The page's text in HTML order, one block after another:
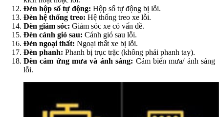
Đèn hộp số tự động: Hộp số tự động bị lỗi.
Đèn hệ thống treo: Hệ thống treo xe lỗi.
Đèn giảm sóc: Giảm sóc xe có vấn đề.
Đèn cánh gió sau: Cánh gió sau lỗi.
Đèn ngoại thất: Ngoại thất xe bị lỗi.
Đèn phanh: Phanh bị trục trặc (không phải phanh tay).
Đèn cảm ứng mưa và ánh sáng: Cảm biến mưa/ ánh sáng
lỗi.